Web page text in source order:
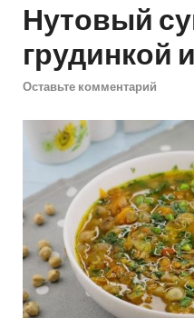
Нутовый
грудинкой
Оставьте комментарий